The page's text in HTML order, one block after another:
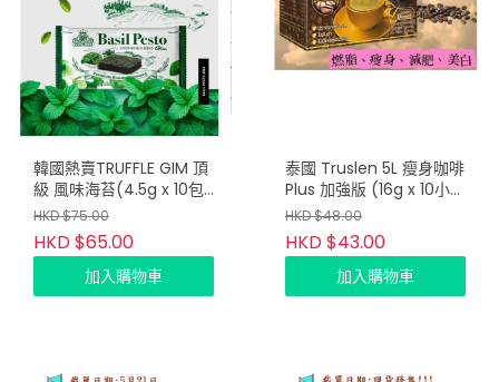
韓國熱賣TRUFFLE GIM 頂
級 風味海苔(4.5g x 10包)
(只限批發會員下單)
HKD $75.00
HKD $65.00
加入購物車
泰國 Truslen 5L 瘦身咖啡
Plus 加強版 (16g x 10小
包) (只限批發會員下單）
HKD $48.00
HKD $43.00
加入購物車